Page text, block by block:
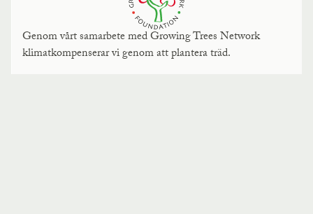
Genom vårt samarbete med Growing Trees Network
klimatkompenserar vi genom att plantera träd.